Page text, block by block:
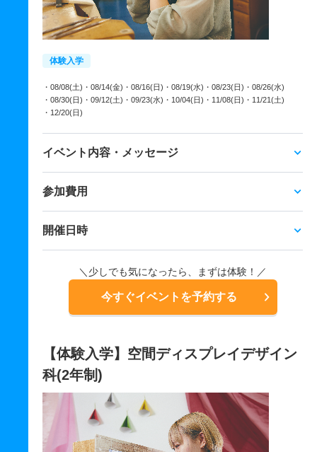
体験入学
・08/08(土) ・08/14(金) ・08/16(日) ・08/19(水) ・08/23(日) ・08/26(水)
・08/30(日) ・09/12(土) ・09/23(水) ・10/04(日) ・11/08(日) ・11/21(土)
・12/20(日)
イベント内容・メッセージ
参加費用
開催日時
＼少しでも気になったら、まずは体験！／
今すぐイベントを予約する
【体験入学】空間ディスプレイデザイン
科(2年制)